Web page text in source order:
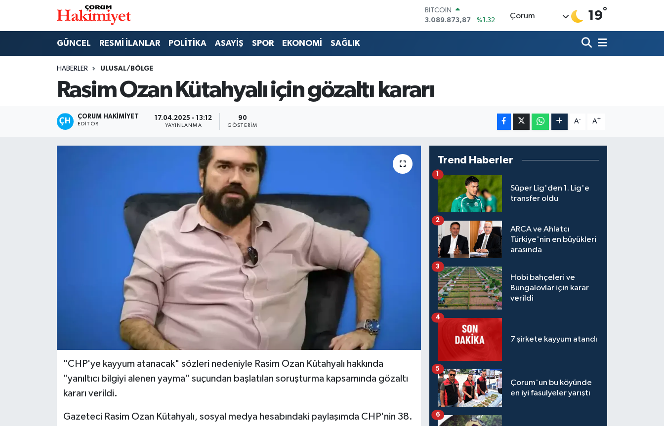
BITCOIN
3.089.873,87
%1.32
DOLAR
GRAM ALTIN
6527.85
Çorum 19°
GÜNCEL RESMİ İLANLAR POLİTİKA ASAYİŞ SPOR EKONOMİ SAĞLIK
HABERLER ULUSAL/BÖLGE
Rasim Ozan Kütahyalı için gözaltı kararı
ÇORUM HAKIMIYET
EDITÖR
17.04.2025 - 13:12
YAYINLANMA
90
GÖSTERIM
A- A+
"CHP'ye kayyum atanacak" sözleri nedeniyle Rasim Ozan Kütahyalı hakkında
"yanıltıcı bilgiyi alenen yayma" suçundan başlatılan soruşturma kapsamında gözaltı
kararı verildi.
Gazeteci Rasim Ozan Kütahyalı, sosyal medya hesabındaki paylaşımda CHP'nin 38.
Trend Haberler
Süper Lig'den 1. Lig'e
transfer oldu
1
ARCA ve Ahlatcı
Türkiye'nin en büyükleri
arasında
2
Hobi bahçeleri ve
Bungalovlar için karar
verildi
3
7 şirkete kayyum atandı
4
Çorum'un bu köyünde
en iyi fasulyeler yarıştı
5
6
Nöbetçi Eczaneler
Çorum Namaz Vakitleri
Trafik Durumu